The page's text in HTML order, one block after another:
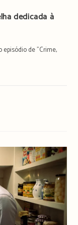
dedicada à
episódio de "Crime,